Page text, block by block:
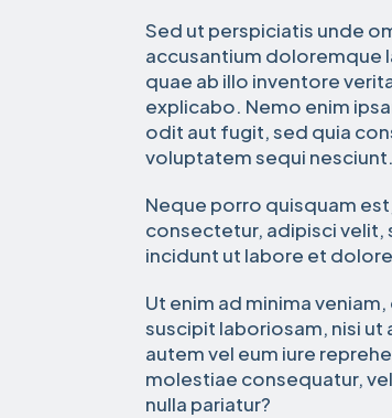
Sed ut perspiciatis unde
accusantium doloremque
quae ab illo inventore
explicabo. Nemo enim
odit aut fugit, sed quia
voluptatem sequi nesciunt.
Neque porro quisquam
consectetur, adipisci velit,
incidunt ut labore et
Ut enim ad minima
suscipit laboriosam, nisi
autem vel eum iure
molestiae consequatur,
nulla pariatur?